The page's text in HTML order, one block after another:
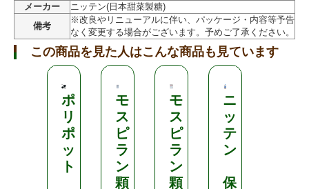
メーカー
ニッテン(日本甜菜製糖)
備考
※改良やリニューアルに伴い、パッケージ・内容等予告
なく変更する場合がございます。予めご了承ください。
この商品を見た人はこんな商品も見ています
ポ
リ
ポ
ッ
ト
モ
ス
ピ
ラ
ン
顆
モ
ス
ピ
ラ
ン
顆
ニ
ッ
テ
ン
保